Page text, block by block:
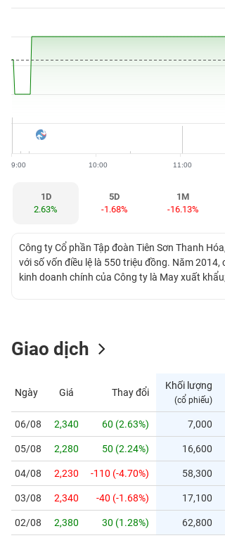
9:00 10:00 11:00
1D
2.63%
5D
-1.68%
1M
-16.13%
Công ty Cổ phần Tập đoàn Tiên Sơn Thanh
với số vốn điều lệ là 550 triệu đồng. Năm
kinh doanh chính của Công ty là May xuất
Giao dịch
Ngày Giá Thay đổi
Khối lượng
(cổ phiếu)
06/08 2,340 60 (2.63%) 7,000
05/08 2,280 50 (2.24%) 16,600
04/08 2,230 -110 (-4.70%) 58,300
03/08 2,340 -40 (-1.68%) 17,100
02/08 2,380 30 (1.28%) 62,800
TÀI
CHÍNH
HÓA
GIỚI
CÁ
NHÂN
PHÂN
TÍCH
VIETSTOCKFINANCE